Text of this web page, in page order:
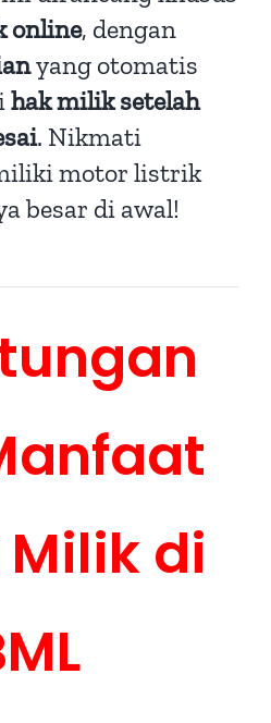
online, dengan
yang otomatis
hak milik setelah
. Nikmati
motor listrik
besar di awal!
Milik di